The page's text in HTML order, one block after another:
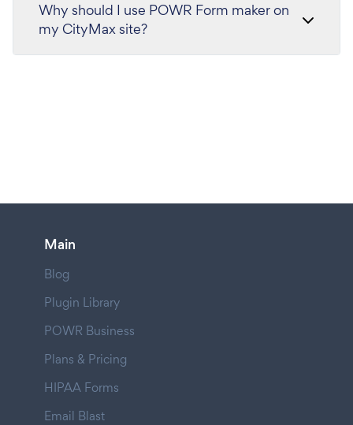
Why should I use POWR Form maker on
my CityMax site?
Main
Blog
Plugin Library
POWR Business
Plans & Pricing
HIPAA Forms
Email Blast